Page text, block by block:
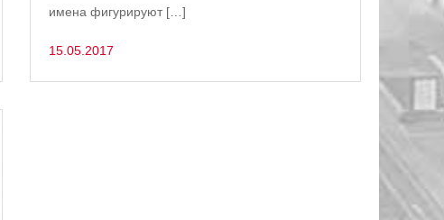
имена фигурируют […]
15.05.2017